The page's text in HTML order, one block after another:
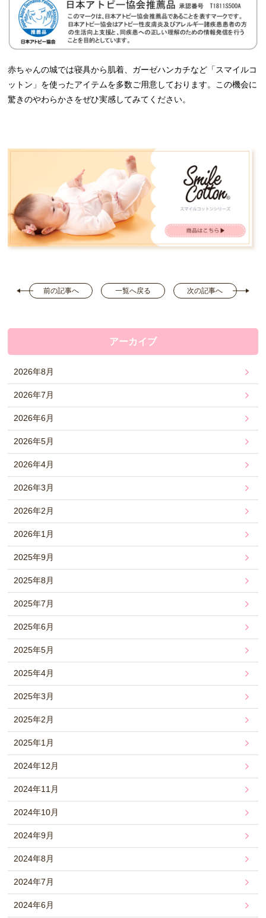
赤ちゃんの城では寝具から肌着、ガーゼハンカチなど「スマイルコ
ットン」を使ったアイテムを多数ご用意しております。この機会に
驚きのやわらかさをぜひ実感してみてください。
前の記事へ 一覧へ戻る 次の記事へ
アーカイブ
2026年8月
2026年7月
2026年6月
2026年5月
2026年4月
2026年3月
2026年2月
2026年1月
2025年9月
2025年8月
2025年7月
2025年6月
2025年5月
2025年4月
2025年3月
2025年2月
2025年1月
2024年12月
2024年11月
2024年10月
2024年9月
2024年8月
2024年7月
2024年6月